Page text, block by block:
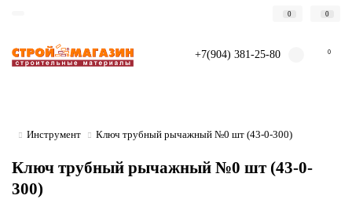
0 0
+7(904) 381-25-80 0
Инструмент Ключ трубный рычажный №0 шт (43-0-300)
Ключ трубный рычажный №0 шт (43-0-
300)